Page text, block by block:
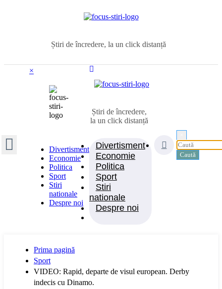
Știri de încredere, la un click distanță
×
Divertisment
Economie
Politica
Sport
Stiri
nationale
Despre noi
Știri de încredere,
la un click distanță
Divertisment
Economie
Politica
Sport
Stiri
nationale
Despre noi
Prima pagină
Sport
VIDEO: Rapid, departe de visul european. Derby
indecis cu Dinamo.